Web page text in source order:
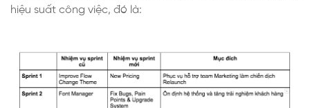
hiệu suất công việc, đó là: